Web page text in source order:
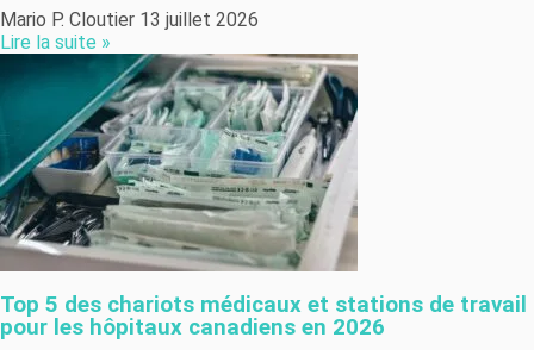
Mario P. Cloutier 13 juillet 2026
Lire la suite »
Top 5 des chariots médicaux et stations de travail
pour les hôpitaux canadiens en 2026